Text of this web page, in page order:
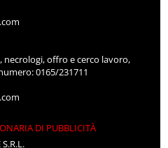
necrologi, offro e cerco lavoro,
0165/231711
DI PUBBLICITÀ
S.R.L.